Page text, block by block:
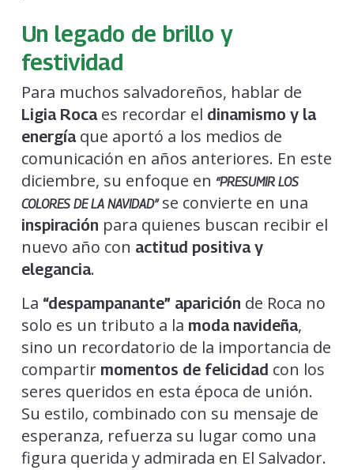
Un legado de brillo y
festividad
Para muchos salvadoreños, hablar de
Ligia Rocaes recordar el dinamismo y la
energíaque aportó a los medios de
comunicación en años anteriores. En este
diciembre, su enfoque en “PRESUMIR LOS
COLORES DE LA NAVIDAD”se convierte en una
inspiración para quienes buscan recibir el
nuevo año con actitud positiva y
elegancia.
La “despampanante” aparición de Roca no
solo es un tributo a la moda navideña,
sino un recordatorio de la importancia de
compartir momentos de felicidad con los
seres queridos en esta época de unión.
Su estilo, combinado con su mensaje de
esperanza, refuerza su lugar como una
figura querida y admirada en El Salvador.